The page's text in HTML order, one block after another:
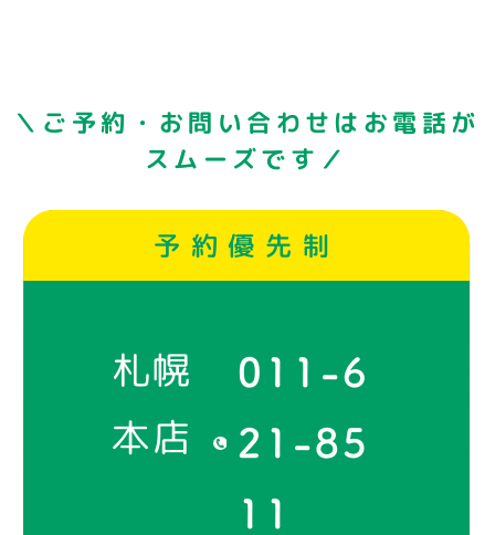
＼ご予約・お問い合わせはお電話が
スムーズです／
予約優先制
札幌
本店
011-6
21-85
11